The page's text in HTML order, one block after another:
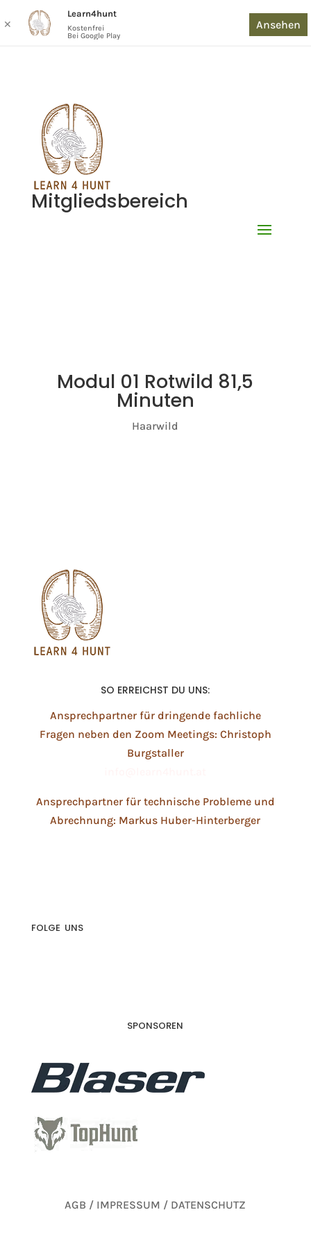
Mitgliedsbereich
Modul 01 Rotwild 81,5
Minuten
Haarwild
SO ERREICHST DU UNS:
Ansprechpartner für dringende fachliche
Fragen neben den Zoom Meetings: Christoph
Burgstaller
Ansprechpartner für technische Probleme und
Abrechnung: Markus Huber-Hinterberger
FOLGE UNS
SPONSOREN
AGB / IMPRESSUM / DATENSCHUTZ
✕
Learn4hunt
Kostenfrei
Bei Google Play
Ansehen